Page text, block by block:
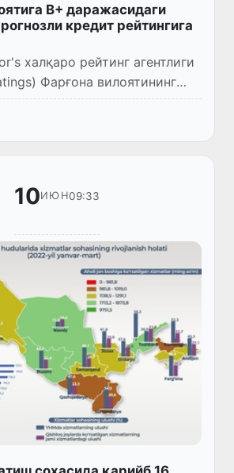
B+ даражасидаги
кредит рейтингига
халқаро рейтинг агентлиги
Фарғона вилоятининг
валютадаги узоқ
рейтингини B+ даражасида
баҳол...
10ИЮН09:33